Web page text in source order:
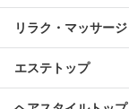
リラク・マッサー
エステトップ